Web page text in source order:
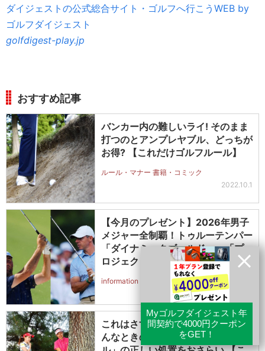
ダイジェストの公式総合サイト・ゴルフへ行こうWEB by
ゴルフダイジェスト
golfdigest-play.jp
おすすめ記事
バンカー内の難しいライ! そのまま
打つのとアンプレヤブル、どっちが
お得? 【これだけゴルフルール】
ルール・マナー 書籍・コミック
2022.10.1
【今月のプレゼント】2026年男子
メジャー全制覇！トゥルーテンパー
「ダイナミックゴールド」or「プ
ロジェクトX」アイアンシャフト
（#5～#PW）＋ICONグリップセ
ットを抽選で2名に！
information ギア プレゼント
これはさすがに打てないかも! そ
んなときの救済法「アンプレヤブ